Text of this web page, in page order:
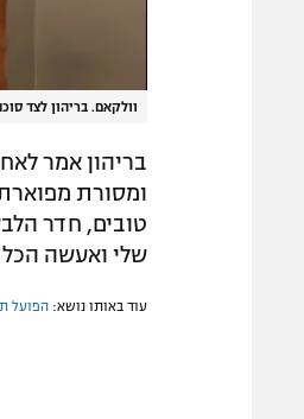
וולקאם. בריהון לצד
בריהון אמר
ומסורת
טובים, חדר
שלי ואעשה
עוד באותו נושא: הפועל